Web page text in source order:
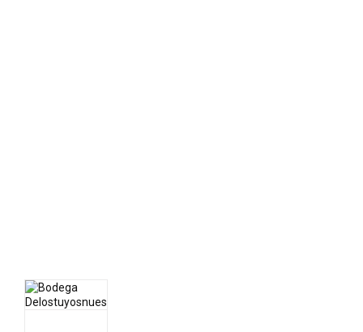
descuento
en vinos
Bodega